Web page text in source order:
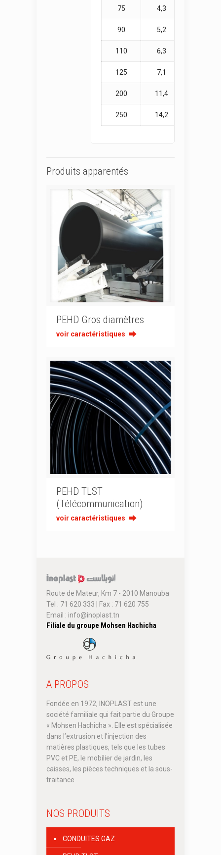
75 4,3
90 5,2
110 6,3
125 7,1
200 11,4
250 14,2
Produits apparentés
PEHD Gros diamètres
voir caractéristiques
PEHD TLST
(Télécommunication)
voir caractéristiques
Route de Mateur, Km 7 - 2010 Manouba
Tel : 71 620 333 ‎| Fax : 71 620 755
Email : info@inoplast.tn
Filiale du groupe Mohsen Hachicha
A PROPOS
Fondée en 1972, INOPLAST est une
société familiale qui fait partie du Groupe
« Mohsen Hachicha ». Elle est spécialisée
dans l’extrusion et l’injection des
matières plastiques, tels que les tubes
PVC et PE, le mobilier de jardin, les
caisses, les pièces techniques et la sous-
traitance
NOS PRODUITS
CONDUITES GAZ